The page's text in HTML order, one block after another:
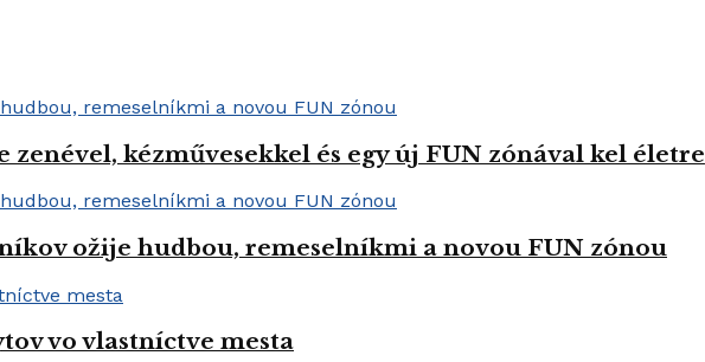
zenével, kézművesekkel és egy új FUN zónával kel életre
ožije hudbou, remeselníkmi a novou FUN zónou
vo vlastníctve mesta